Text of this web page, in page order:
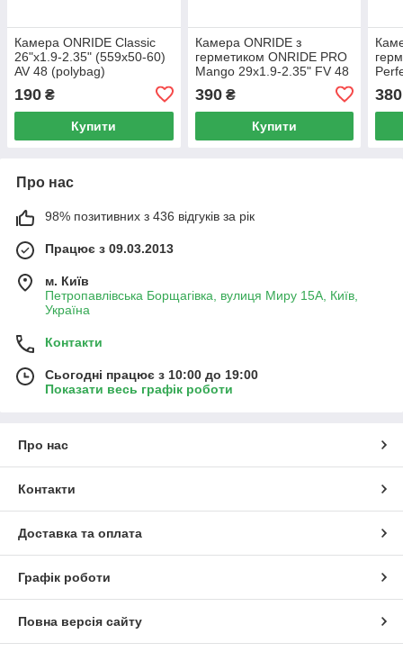
Камера ONRIDE Classic
26"x1.9-2.35" (559x50-60)
AV 48 (polybag)
190 ₴
Купити
Камера ONRIDE з
герметиком ONRIDE PRO
Mango 29x1.9-2.35" FV 48
RVC, герметизує проколи
до 4 мм
390₴
Купити
380
Про нас
98% позитивних з 436 відгуків за рік
Працює з 09.03.2013
м. Київ
Петропавлівська Борщагівка, вулиця Миру 15А, Київ,
Україна
Контакти
Сьогодні працює з 10:00 до 19:00
Показати весь графік роботи
Про нас
Контакти
Доставка та оплата
Графік роботи
Повна версія сайту